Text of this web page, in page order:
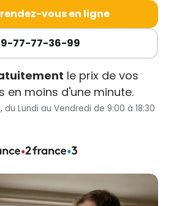
vous en ligne
77-77-36-99
le prix de vos
en moins d'une minute.
du Lundi au Vendredi de 9:00 à 18:30